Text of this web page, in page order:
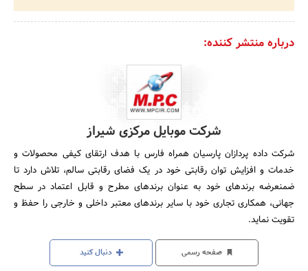
درباره منتشر کننده:
شرکت موبایل مرکزی شیراز
شرکت داده پردازان پارسیان همراه فارس با هدف ارتقای کیفی محصولات و
خدمات و افزایش توان رقابتی خود در یک فضای رقابتی سالم، تلاش دارد تا
ضمنعرضه برندهای خود به عنوان برندهای مطرح و قابل اعتماد در سطح
جهانی، همکاری تجاری خود با سایر برندهای معتبر داخلی و خارجی را حفظ و
تقویت نماید.
صفحه رسمی دنبال کنید